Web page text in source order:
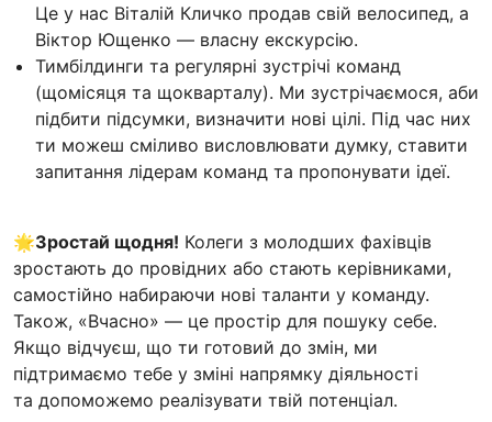
Це у нас Віталій Кличко продав свій велосипед, а
Віктор Ющенко — власну екскурсію.
Тимбілдинги та регулярні зустрічі команд
(щомісяця та щокварталу). Ми зустрічаємося, аби
підбити підсумки, визначити нові цілі. Під час них
ти можеш сміливо висловлювати думку, ставити
запитання лідерам команд та пропонувати ідеї.
🌟Зростай щодня! Колеги з молодших фахівців
зростають до провідних або стають керівниками,
самостійно набираючи нові таланти у команду.
Також, «Вчасно» — це простір для пошуку себе.
Якщо відчуєш, що ти готовий до змін, ми
підтримаємо тебе у зміні напрямку діяльності
та допоможемо реалізувати твій потенціал.